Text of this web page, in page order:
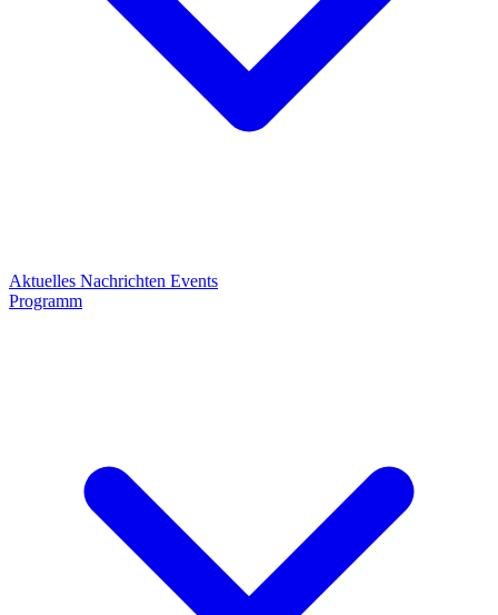
Aktuelles Nachrichten Events
Programm